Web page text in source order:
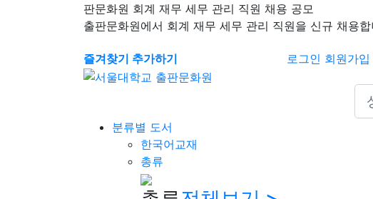
판문화원 회계 재무 세무 관리 직원 채용 공모
출판문화원에서 회계 재무 세무 관리 직원을 신규 채용
즐겨찾기 추가하기 로그인 회원가입
분류별 도서
한국어교재
총류